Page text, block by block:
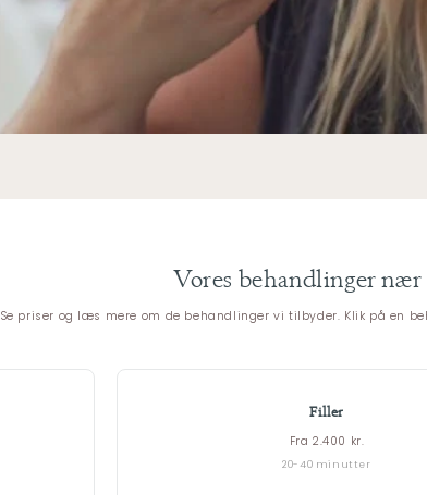
Vores behandlinger
Se priser og læs mere om de behandlinger vi tilbyder. Klik på en
Filler
Fra 2.400 kr.
20-40 minutter